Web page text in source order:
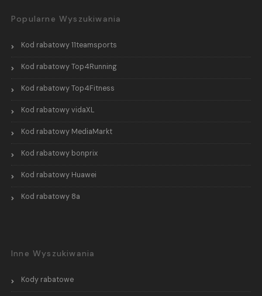
Popularne Wyszukiwania
Kod rabatowy 11teamsports
Kod rabatowy Top4Running
Kod rabatowy Top4Fitness
Kod rabatowy vidaXL
Kod rabatowy MediaMarkt
Kod rabatowy bonprix
Kod rabatowy Huawei
Kod rabatowy 8a
Inne Wyszukiwania
Kody rabatowe